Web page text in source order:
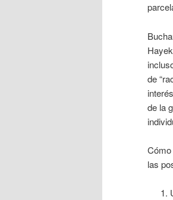
de
de la
las